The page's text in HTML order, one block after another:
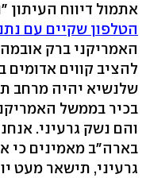
אתמול דיווח העיתון
הטלפון שקיים עם
האמריקני ברק
להציב קווים אדומים
שלנשיא יהיה מרחב
בכיר בממשל
והם נשק גרעיני.
בארה"ב מאמינים כי
גרעיני, תישאר מעט